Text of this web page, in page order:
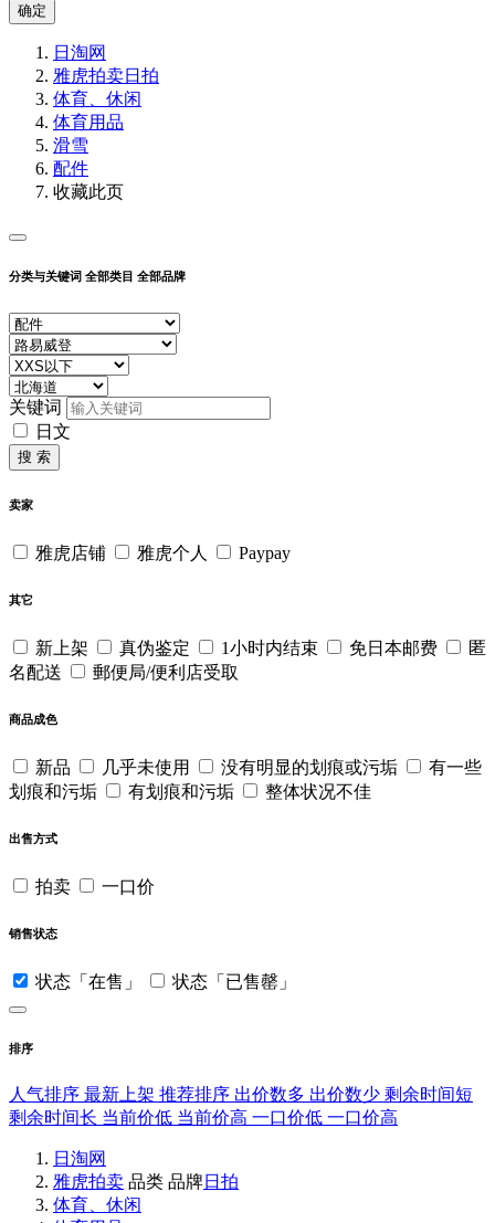
确定
日淘网
雅虎拍卖日拍
体育、休闲
体育用品
滑雪
配件
收藏此页
分类与关键词 全部类目 全部品牌
关键词
日文
搜 索
卖家
雅虎店铺 雅虎个人 Paypay
其它
新上架 真伪鉴定 1小时内结束 免日本邮费
匿
名配送
郵便局/便利店受取
商品成色
新品 几乎未使用 没有明显的划痕或污垢
有一些
划痕和污垢
有划痕和污垢 整体状况不佳
出售方式
拍卖 一口价
销售状态
状态「在售」 状态「已售罄」
排序
人气排序 最新上架 推荐排序 出价数多 出价数少 剩余时间短
剩余时间长 当前价低 当前价高 一口价低 一口价高
日淘网
雅虎拍卖 品类 品牌日拍
体育、休闲